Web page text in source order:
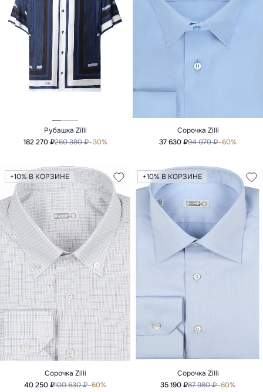
Рубашка Zilli
182 270 ₽260 380 ₽–30%
Сорочка Zilli
37 630 ₽94 070 ₽–60%
+10% В КОРЗИНЕ
Сорочка Zilli
40 250 ₽100 630 ₽–60%
+10% В КОРЗИНЕ
Сорочка Zilli
35 190 ₽87 980 ₽–60%